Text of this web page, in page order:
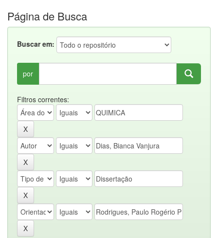
Página de Busca
Buscar em:
por
Filtros correntes: